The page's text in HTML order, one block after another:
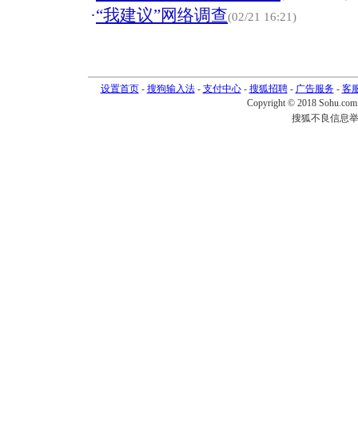
·“我建议”网络调查(02/21 16:21)
设置首页- 搜狗输入法- 支付中心- 搜狐招聘- 广告服务- 客
Copyright © 2018
搜狐不良信息